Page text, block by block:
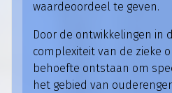
waardeoordeel te geven.
Door de ontwikkelingen in
complexiteit van de zieke
behoefte ontstaan om
het gebied van